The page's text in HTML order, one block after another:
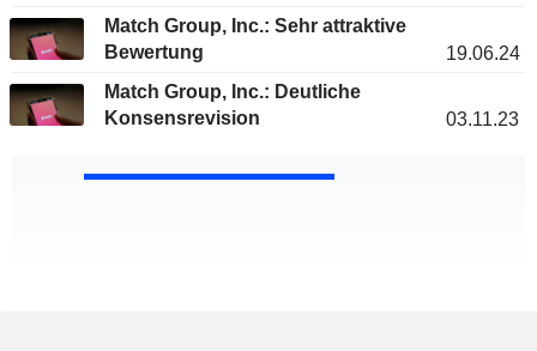
Match Group, Inc.: Sehr attraktive
Bewertung
19.06.24
Match Group, Inc.: Deutliche
Konsensrevision
03.11.23